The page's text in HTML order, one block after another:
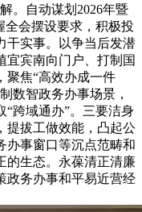
。自动谋划2026年暨
全会摆设要求，积极投
干实事。以争当后发潜
宜宾南向门户、打制国
聚焦“高效办成一件
数智政务办事场景，
“跨域通办”。三要洁身
提拔工做效能，凸起公
办事窗口等沉点范畴和
的生态。永葆清正清廉
政务办事和平易近营经